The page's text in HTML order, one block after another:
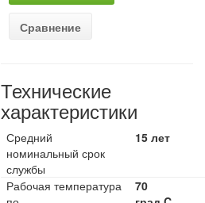
Сравнение
Технические
характеристики
Средний
номинальный срок
службы
15 лет
Рабочая температура
70